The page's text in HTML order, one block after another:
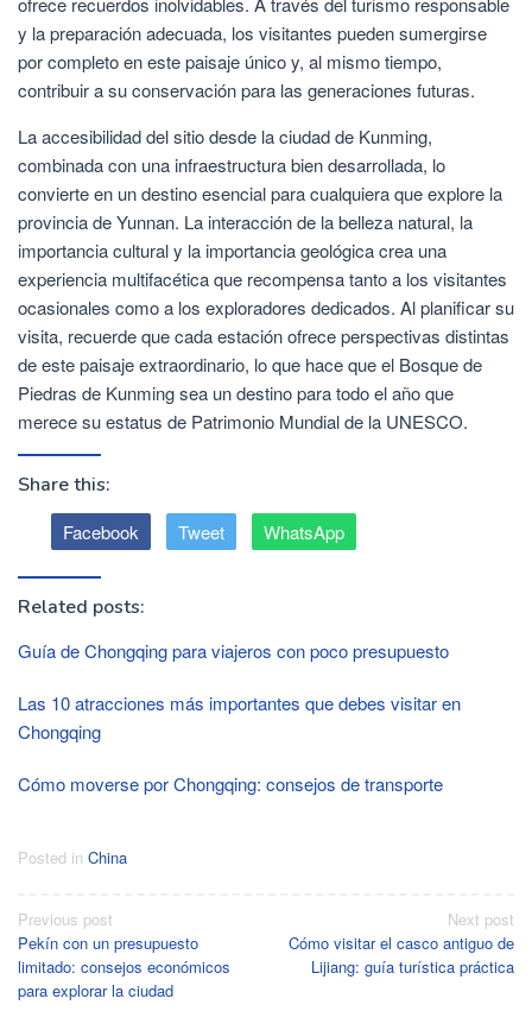
y la preparación adecuada, los visitantes pueden sumergirse
por completo en este paisaje único y, al mismo tiempo,
contribuir a su conservación para las generaciones futuras.
La accesibilidad del sitio desde la ciudad de Kunming,
combinada con una infraestructura bien desarrollada, lo
convierte en un destino esencial para cualquiera que explore la
provincia de Yunnan. La interacción de la belleza natural, la
importancia cultural y la importancia geológica crea una
experiencia multifacética que recompensa tanto a los visitantes
ocasionales como a los exploradores dedicados. Al planificar su
visita, recuerde que cada estación ofrece perspectivas distintas
de este paisaje extraordinario, lo que hace que el Bosque de
Piedras de Kunming sea un destino para todo el año que
merece su estatus de Patrimonio Mundial de la UNESCO.
Share this:
Facebook Tweet WhatsApp
Related posts:
Guía de Chongqing para viajeros con poco presupuesto
Las 10 atracciones más importantes que debes visitar en
Chongqing
Cómo moverse por Chongqing: consejos de transporte
Posted in China
Post
navigation
Previous post
Pekín con un presupuesto
limitado: consejos económicos
para explorar la ciudad
Next post
Cómo visitar el casco antiguo de
Lijiang: guía turística práctica